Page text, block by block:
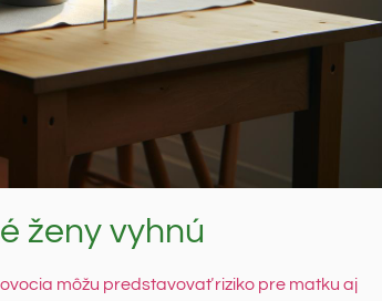
ženy vyhnú
môžu predstavovať riziko pre matku aj